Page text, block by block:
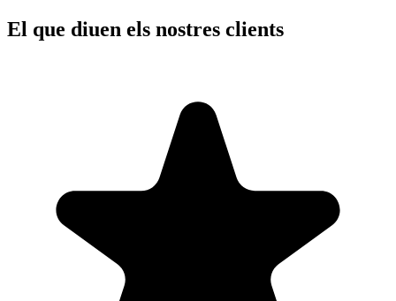
El que diuen els nostres clients